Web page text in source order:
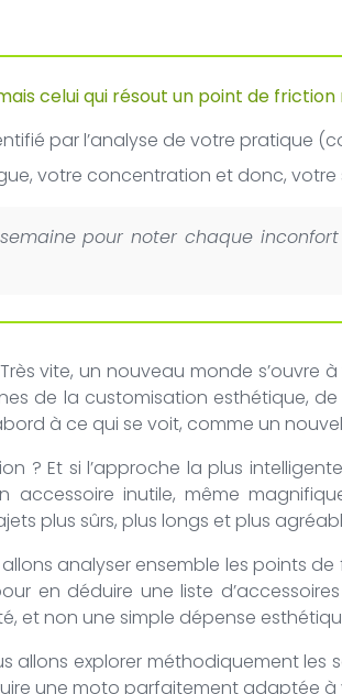
celui qui résout un point de
par l’analyse de votre pratique
votre concentration et donc,
pour noter chaque
vite, un nouveau monde s’ouvre
de la customisation esthétique, de
à ce qui se voit, comme un
? Et si l’approche la plus
inutile, même
plus sûrs, plus longs et plus
analyser ensemble les points
déduire une liste
et non une simple dépense
explorer méthodiquement les
une moto parfaitement adaptée à